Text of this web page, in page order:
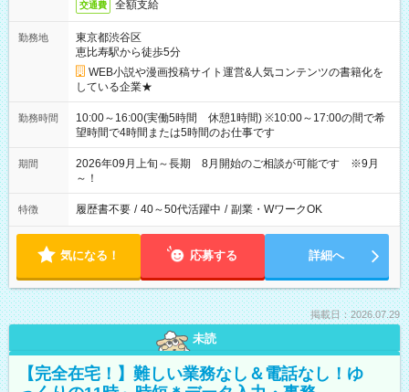
交通費 全額支給
勤務地
東京都渋谷区
恵比寿駅から徒歩5分
WEB小説や漫画投稿サイト運営&人気コンテンツの書籍化を
している企業★
勤務時間
10:00～16:00(実働5時間 休憩1時間) ※10:00～17:00の間で希
望時間で4時間または5時間のお仕事です
期間
2026年09月上旬～長期 8月開始のご相談が可能です ※9月
～！
特徴 履歴書不要 / 40～50代活躍中 / 副業・WワークOK
気になる！ 応募する 詳細へ
掲載日：2026.07.29
未読
【完全在宅！】難しい業務なし＆電話なし！ゆ